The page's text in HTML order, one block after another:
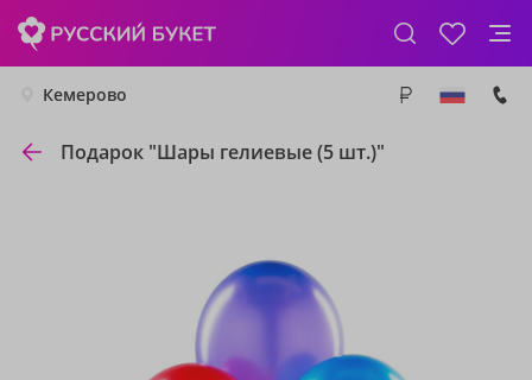
Кемерово
Подарок "Шары гелиевые (5 шт.)"